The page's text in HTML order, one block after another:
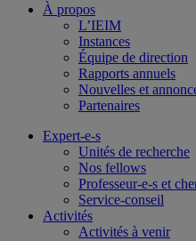
À propos
L’IEIM
Instances
Équipe de direction
Rapports annuels
Nouvelles et
Partenaires
Expert-e-s
Unités de recherche
Nos fellows
Professeur-e-s et
Service-conseil
Activités
Activités à venir